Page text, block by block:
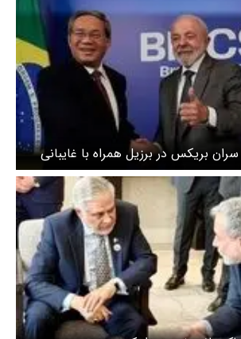
۲ روزه سران بریکس در برزیل همراه با غایبانی